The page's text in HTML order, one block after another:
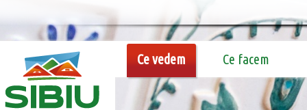
Ce vedem Ce facem